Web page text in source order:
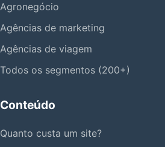
Agronegócio
Agências de marketing
Agências de viagem
Todos os segmentos (200+)
Conteúdo
Quanto custa um site?